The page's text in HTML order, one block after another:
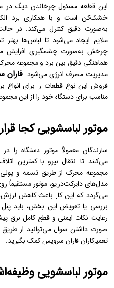
این قطعه مسئول چرخاندن دیگ
خشک‌کن است و با همکاری برد
به‌صورت دقیق کنترل می‌کند. در
ملایم ایجاد می‌شود تا لباس‌ها
چرخش به‌صورت چشمگیری افزایش
هماهنگی دقیق بین برد و مجموعه
مدیریت مصرف انرژی می‌شود.
فروش این نوع قطعات را برای انواع
مناسب برای دستگاه خود را از این
موتور لباسشویی کجا
سازندگان معمولاً موتور دستگاه
می‌کنند تا انتقال نیرو با کمترین
مجموعه محرک از طریق تسمه و
مدل‌های دایرکت‌درایو، موتور
می‌گردد که این کار باعث کاهش
بررسی یا تعویض این بخش، باید پنل
رعایت نکات ایمنی و قطع کامل برق
صورت داشتن سوال می‌توانید از
تعمیرکاران فاران سرویس کمک بگیرید.
موتور لباسشویی